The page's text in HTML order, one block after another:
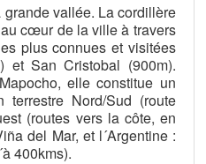
vallée. La cordillère
cœur de la ville à travers
plus connues et visitées
et San Cristobal (900m).
elle constitue un
Nord/Sud (route
(routes vers la côte, en
del Mar, et l´Argentine :
400kms).